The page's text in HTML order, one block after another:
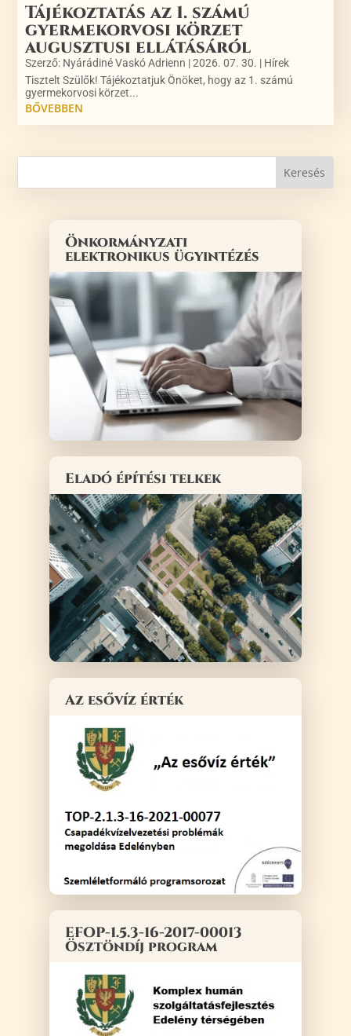
Tájékoztatás az 1. számú
gyermekorvosi körzet
augusztusi ellátásáról
Szerző: Nyárádiné Vaskó Adrienn |2026. 07. 30. | Hírek
Tisztelt Szülők! Tájékoztatjuk Önöket, hogy az 1. számú
gyermekorvosi körzet...
BŐVEBBEN
Önkormányzati
elektronikus ügyintézés
Eladó építési telkek
Az esővíz érték
EFOP-1.5.3-16-2017-00013
Ösztöndíj program